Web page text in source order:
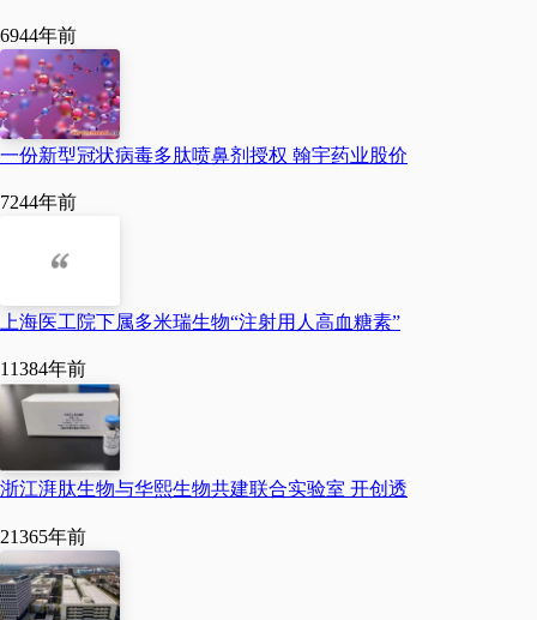
为此，邓张双带领团队查
果、商议优化实验方案。
年，双方签订第二份合作
6944年前
一份新型冠状病毒多肽喷鼻剂授权 翰宇药业股价
7244年前
上海医工院下属多米瑞生物“注射用人高血糖素”
11384年前
浙江湃肽生物与华熙生物共建联合实验室 开创透
21365年前